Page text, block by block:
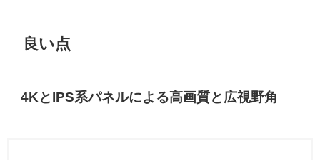
良い点
4KとIPS系パネルによる高画質と広視野角